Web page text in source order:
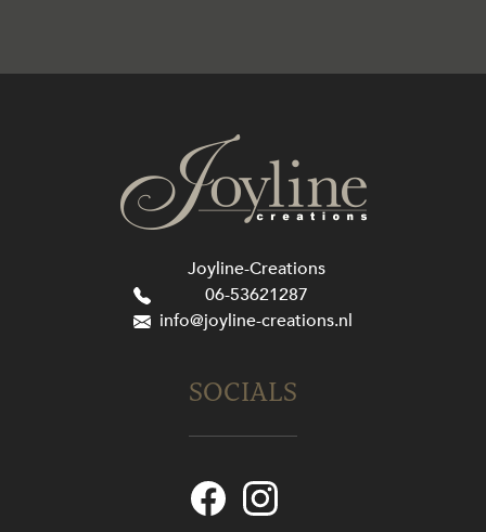
Joyline-Creations
06-53621287
info@joyline-creations.nl
SOCIALS